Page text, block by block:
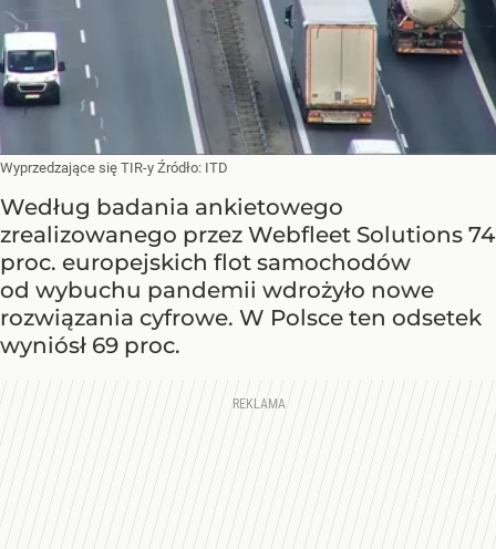
Wyprzedzające się TIR-y Źródło: ITD
Według badania ankietowego
zrealizowanego przez Webfleet Solutions 74
proc. europejskich flot samochodów
od wybuchu pandemii wdrożyło nowe
rozwiązania cyfrowe. W Polsce ten odsetek
wyniósł 69 proc.